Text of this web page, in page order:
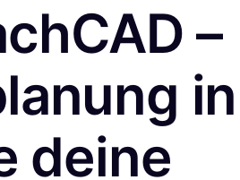
–
in
deine